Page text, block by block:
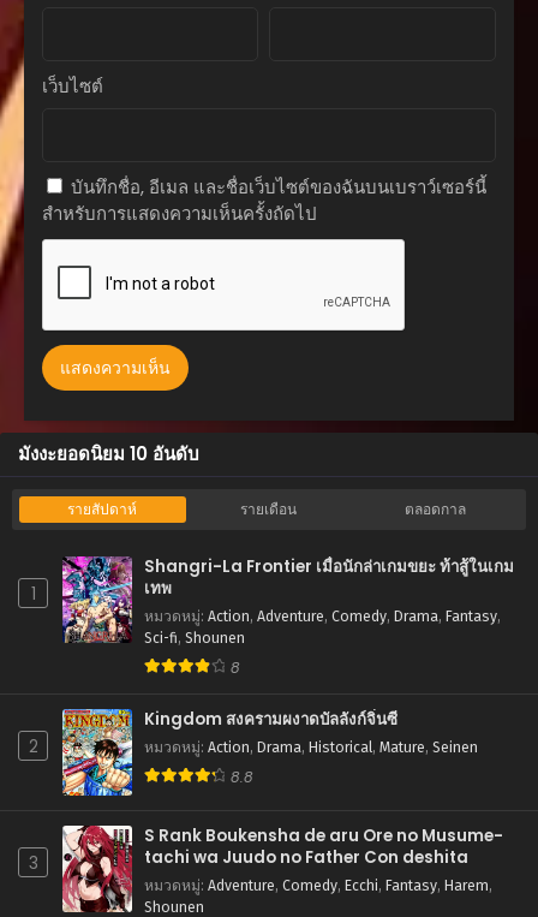
กันยายน 17, 2025
ตอนที่ 135
กันยายน 17, 2025
ตอนที่ 134
ตอนที่ 133
ตอนที่ 132
กันยายน 17, 2025
ตอนที่ 131
ตอนที่ 130
กันยายน 17, 2025
กันยายน 17, 2025
ตอนที่ 128
กันยายน 17, 2025
ตอนที่ 127
กันยายน 17, 2025
ตอนที่ 126
กันยายน 17, 2025
เว็บไซต์
บันทึกชื่อ, อีเมล และชื่อเว็บไซต์ของฉันบนเบราว์เซอร์นี้
สำหรับการแสดงความเห็นครั้งถัดไป
มังงะยอดนิยม 10 อันดับ
รายสัปดาห์ รายเดือน ตลอดกาล
1
Shangri-La Frontier เมื่อนักล่าเกมขยะ ท้าสู้ในเกม
เทพ
หมวดหมู่: Action, Adventure, Comedy, Drama, Fantasy,
Sci-fi, Shounen
8
2
Kingdom สงครามผงาดบัลลังก์จิ๋นซี
หมวดหมู่: Action, Drama, Historical, Mature, Seinen
8.8
3
S Rank Boukensha de aru Ore no Musume-
tachi wa Juudo no Father Con deshita
หมวดหมู่: Adventure, Comedy, Ecchi, Fantasy, Harem,
Shounen